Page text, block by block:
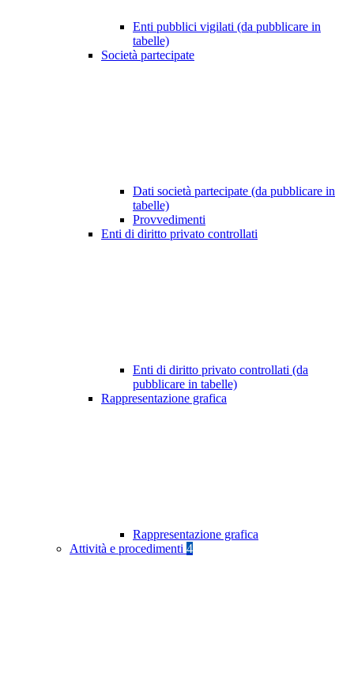
Enti pubblici vigilati (da pubblicare in
tabelle)
Società partecipate
Dati società partecipate (da pubblicare in
tabelle)
Provvedimenti
Enti di diritto privato controllati
Enti di diritto privato controllati (da
pubblicare in tabelle)
Rappresentazione grafica
Rappresentazione grafica
Attività e procedimenti 4